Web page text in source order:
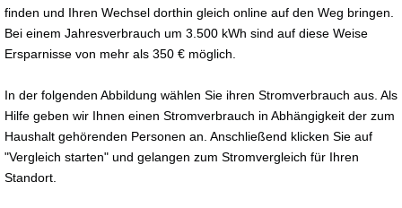
finden und Ihren Wechsel dorthin gleich online auf den Weg bringen.
Bei einem Jahresverbrauch um 3.500 kWh sind auf diese Weise
Ersparnisse von mehr als 350 € möglich.
In der folgenden Abbildung wählen Sie ihren Stromverbrauch aus. Als
Hilfe geben wir Ihnen einen Stromverbrauch in Abhängigkeit der zum
Haushalt gehörenden Personen an. Anschließend klicken Sie auf
"Vergleich starten" und gelangen zum Stromvergleich für Ihren
Standort.